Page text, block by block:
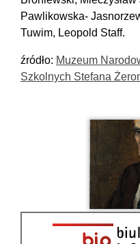
Pawlikowska-
Tuwim, Leopold Staff.
źródło: Muzeum
Szkolnych Stefana